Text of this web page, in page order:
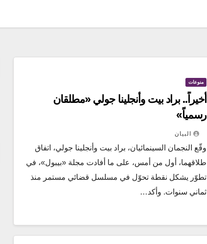
منوعات
أخيراً.. براد بيت وأنجلينا جولي «مطلقان
رسمياً»
البيان
وقّع النجمان السينمائيان، براد بيت وأنجلينا جولي، اتفاق
طلاقهما، أول من أمس، على ما أفادت مجلة «بيبول»، في
تطوّر يشكل نقطة تحوّل في مسلسل قضائي مستمر منذ
ثماني سنوات. وأكد…